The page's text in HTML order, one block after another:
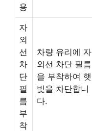
용
자
외
선
차
단
필
름
부
착
차량 유리에 자
외선 차단 필름
을 부착하여 햇
빛을 차단합니
다.